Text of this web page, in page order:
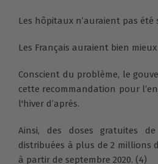
Les hôpitaux n’auraient pas été
Les Français auraient bien mieux
Conscient du problème, le
cette recommandation pour
l'hiver d’après.
Ainsi, des doses gratuites
distribuées à plus de 2 millions
à partir de septembre 2020. (4)